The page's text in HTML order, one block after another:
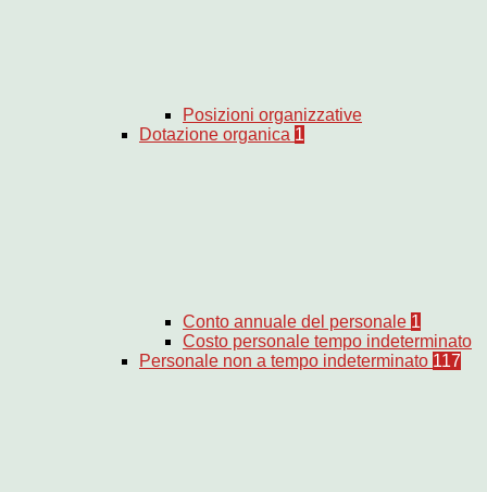
Posizioni organizzative
Dotazione organica 1
Conto annuale del personale 1
Costo personale tempo indeterminato
Personale non a tempo indeterminato 117